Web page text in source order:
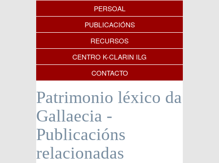
PERSOAL
PUBLICACIÓNS
RECURSOS
CENTRO K-CLARIN ILG
CONTACTO
Patrimonio léxico da
Gallaecia -
Publicacións
relacionadas